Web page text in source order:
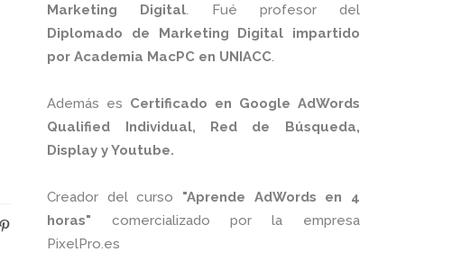
Marketing Digital. Fué profesor del
Diplomado de Marketing Digital impartido
por Academia MacPC en UNIACC.
Además es Certificado en Google AdWords
Qualified Individual, Red de Búsqueda,
Display y Youtube.
Creador del curso "Aprende AdWords en 4
horas" comercializado por la empresa
PixelPro.es